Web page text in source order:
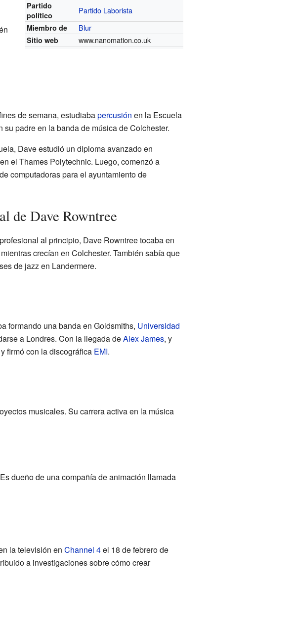
Partido
político
Partido Laborista
Miembro de Blur
Sitio web www.nanomation.co.uk
de semana, estudiabapercusión en la Escuela
padre en la banda de música de Colchester.
Dave estudió un diploma avanzado en
el Thames Polytechnic. Luego, comenzó a
computadoras para el ayuntamiento de
de Dave Rowntree
al principio, Dave Rowntree tocaba en
mientras crecían en Colchester. También sabía que
de jazz en Landermere.
formando una banda en Goldsmiths, Universidad
a Londres. Con la llegada deAlex James, y
firmó con la discográfica EMI.
musicales. Su carrera activa en la música
dueño de una compañía de animación llamada
la televisión en Channel 4el 18 de febrero de
a investigaciones sobre cómo crear